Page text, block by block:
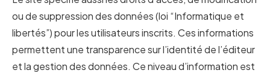
ou de suppression des données (loi “Informatique et
libertés”) pour les utilisateurs inscrits. Ces informations
permettent une transparence sur l’identité de l’éditeur
et la gestion des données. Ce niveau d’information est